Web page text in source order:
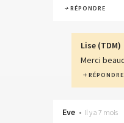
RÉPONDRE
Lise (TDM)
Merci
RÉPONDRE
Eve • Il y a 7 mois